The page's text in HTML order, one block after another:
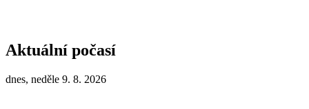
Aktuální počasí
dnes, neděle 9. 8. 2026